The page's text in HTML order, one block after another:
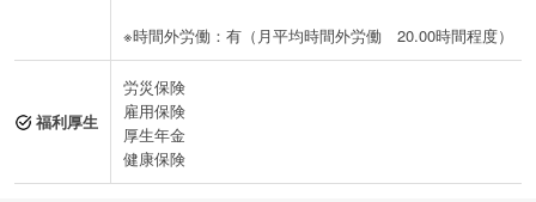
※時間外労働：有（月平均時間外労働 20.00時間程度）
福利厚生
労災保険
雇用保険
厚生年金
健康保険